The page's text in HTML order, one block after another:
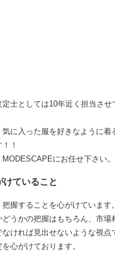
士としては10年近く担当さ
に入った服を好きなように
！
にお任せ下さい。
ていること
握することを心がけています
うかの把握はもちろん、市
ければ見出せないような視
心がけております。